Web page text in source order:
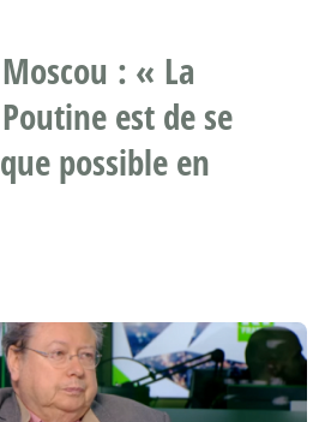
: « La
est de se
possible en